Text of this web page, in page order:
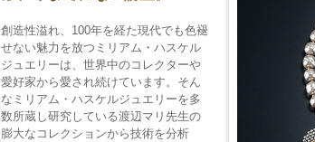
創造性溢れ、100年を経た現代でも色褪
せない魅力を放つミリアム・ハスケル
ジュエリーは、世界中のコレクターや
愛好家から愛され続けています。そん
なミリアム・ハスケルジュエリーを多
数所蔵し研究している渡辺マリ先生の
膨大なコレクションから技術を分析